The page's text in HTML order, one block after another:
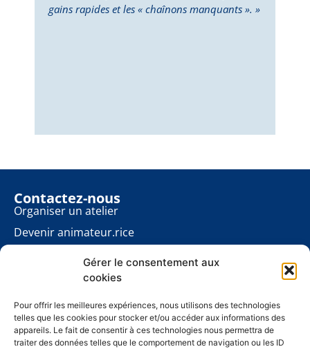
Gérer le consentement aux
cookies
Pour offrir les meilleures expériences, nous utilisons des technologies
telles que les cookies pour stocker et/ou accéder aux informations des
appareils. Le fait de consentir à ces technologies nous permettra de
traiter des données telles que le comportement de navigation ou les ID
gains rapides et les « chaînons manquants ». »
Contactez-nous
Organiser un atelier
Devenir animateur.rice
Contact presse
À propos
Mentions légales